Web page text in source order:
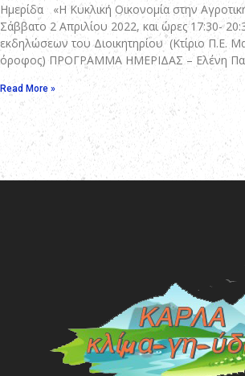
Ημερίδα «Η Κυκλική Οικονομία στην
Σάββατο 2 Απριλίου 2022, και ώρες 17:30-
εκδηλώσεων του Διοικητηρίου (Κτίριο Π.Ε.
όροφος) ΠΡΟΓΡΑΜΜΑ ΗΜΕΡΙΔΑΣ – Ελένη
Read More »